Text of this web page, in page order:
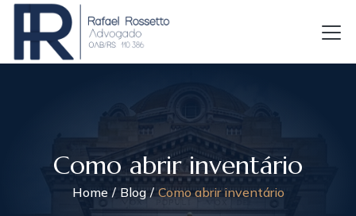
Como abrir inventário
Home Blog Como abrir inventário